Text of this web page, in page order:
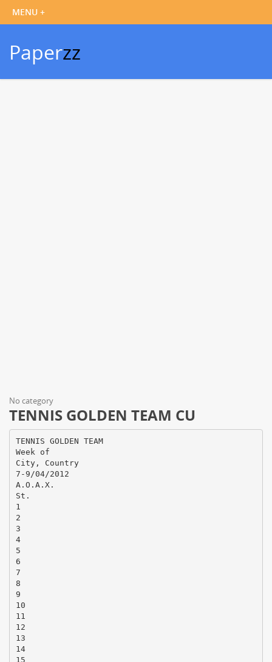
Paperzz
No category
TENNIS GOLDEN TEAM CU
TENNIS GOLDEN TEAM
Week of
City, Country
7-9/04/2012
Α.Ο.Α.Χ.
St.
1
2
3
4
5
6
7
8
9
10
11
12
13
14
15